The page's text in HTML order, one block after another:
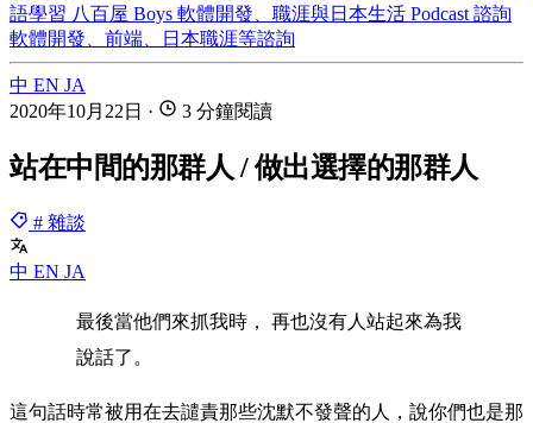
語學習 八百屋 Boys 軟體開發、職涯與日本生活 Podcast 諮詢
軟體開發、前端、日本職涯等諮詢
中 EN JA
2020年10月22日 · 3 分鐘閱讀
站在中間的那群人 / 做出選擇的那群人
# 雜談
中 EN JA
最後當他們來抓我時， 再也沒有人站起來為我
說話了。
這句話時常被用在去譴責那些沈默不發聲的人，說你們也是那